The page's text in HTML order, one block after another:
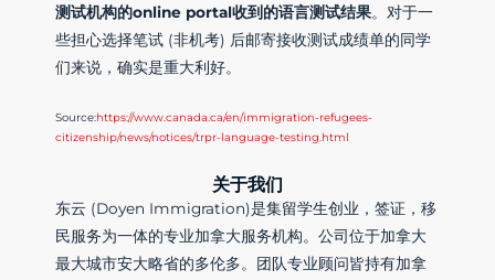
测试机构的online portal收到的语言测试结果。对于一
些担心选择笔试 (非机考) 后邮寄接收测试成绩单的同学
们来说，确实是重大利好。
Source:https://www.canada.ca/en/immigration-refugees-
citizenship/news/notices/trpr-language-testing.html
关于我们
东云 (Doyen Immigration)是集留学生创业，签证，移
民服务为一体的专业加拿大服务机构。公司位于加拿大
最大城市安大略省的多伦多。团队专业顾问皆持有加拿